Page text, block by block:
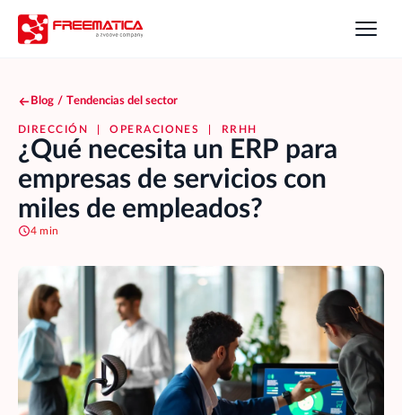
Blog / Tendencias del sector
DIRECCIÓN OPERACIONES RRHH
¿Qué necesita un ERP para
empresas de servicios con
miles de empleados?
4 min